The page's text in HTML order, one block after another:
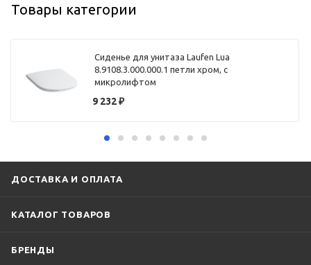
Товары категории
Сиденье для унитаза Laufen Lua
8.9108.3.000.000.1 петли хром, с
микролифтом
9 232₽
ДОСТАВКА И ОПЛАТА
КАТАЛОГ ТОВАРОВ
БРЕНДЫ